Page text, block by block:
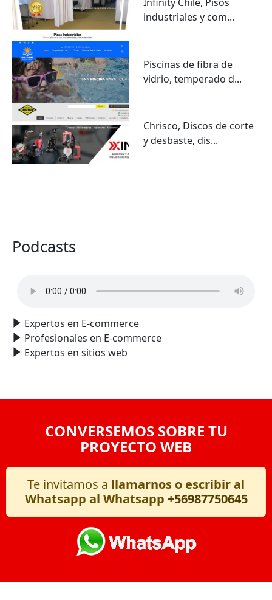
industriales y com...
Piscinas de fibra de
vidrio, temperado d...
Chrisco, Discos de corte
y desbaste, dis...
Podcasts
Expertos en E-commerce
Profesionales en E-commerce
Expertos en sitios web
CONVERSEMOS SOBRE TU
PROYECTO WEB
Te invitamos a llamarnos o escribir al
Whatsapp al Whatsapp +56987750645